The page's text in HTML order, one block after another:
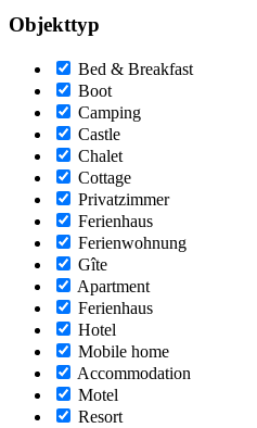
Objekttyp
Bed & Breakfast
Boot
Camping
Castle
Chalet
Cottage
Privatzimmer
Ferienhaus
Ferienwohnung
Gîte
Apartment
Ferienhaus
Hotel
Mobile home
Accommodation
Motel
Resort